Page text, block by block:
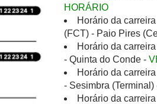
HORÁRIO
Horário da
(FCT) - Paio Pires
Horário da
- Quinta do Conde -
Horário da
- Sesimbra (Terminal)
Horário da